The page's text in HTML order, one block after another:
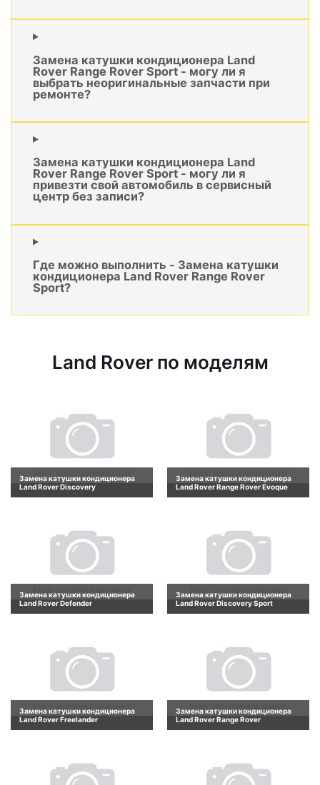
Замена катушки кондиционера Land
Rover Range Rover Sport - могу ли я
выбрать неоригинальные запчасти при
ремонте?
Замена катушки кондиционера Land
Rover Range Rover Sport - могу ли я
привезти свой автомобиль в сервисный
центр без записи?
Где можно выполнить - Замена катушки
кондиционера Land Rover Range Rover
Sport?
Land Rover по моделям
Замена катушки кондиционера
Land Rover Discovery
Замена катушки кондиционера
Land Rover Range Rover Evoque
Замена катушки кондиционера
Land Rover Defender
Замена катушки кондиционера
Land Rover Discovery Sport
Замена катушки кондиционера
Land Rover Freelander
Замена катушки кондиционера
Land Rover Range Rover